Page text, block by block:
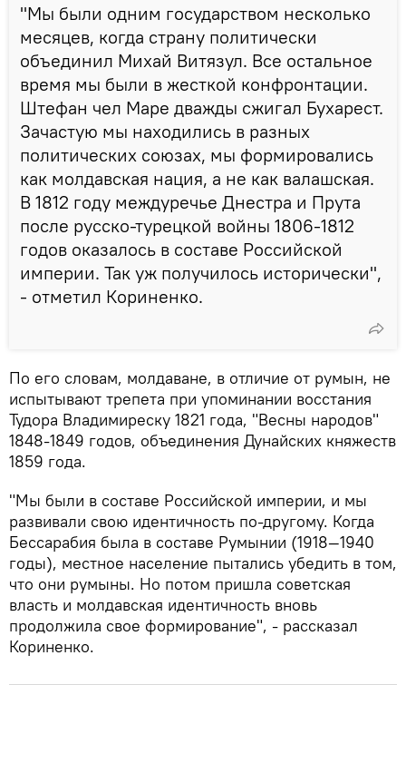
"Мы были одним государством несколько
месяцев, когда страну политически
объединил Михай Витязул. Все остальное
время мы были в жесткой конфронтации.
Штефан чел Маре дважды сжигал Бухарест.
Зачастую мы находились в разных
политических союзах, мы формировались
как молдавская нация, а не как валашская.
В 1812 году междуречье Днестра и Прута
после русско-турецкой войны 1806-1812
годов оказалось в составе Российской
империи. Так уж получилось исторически",
- отметил Кориненко.
По его словам, молдаване, в отличие от румын, не
испытывают трепета при упоминании восстания
Тудора Владимиреску 1821 года, "Весны народов"
1848-1849 годов, объединения Дунайских княжеств
1859 года.
"Мы были в составе Российской империи, и мы
развивали свою идентичность по-другому. Когда
Бессарабия была в составе Румынии (1918—1940
годы), местное население пытались убедить в том,
что они румыны. Но потом пришла советская
власть и молдавская идентичность вновь
продолжила свое формирование", - рассказал
Кориненко.